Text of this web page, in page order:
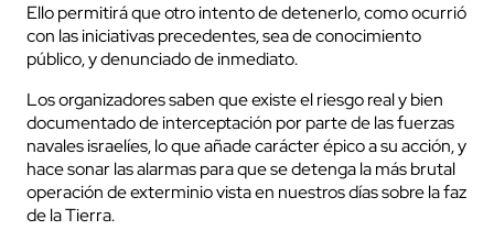
Ello permitirá que otro intento de detenerlo, como ocurrió
con las iniciativas precedentes, sea de conocimiento
público, y denunciado de inmediato.
Los organizadores saben que existe el riesgo real y bien
documentado de interceptación por parte de las fuerzas
navales israelíes, lo que añade carácter épico a su acción, y
hace sonar las alarmas para que se detenga la más brutal
operación de exterminio vista en nuestros días sobre la faz
de la Tierra.